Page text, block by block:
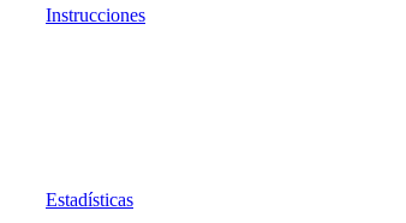
Instrucciones
Estadísticas